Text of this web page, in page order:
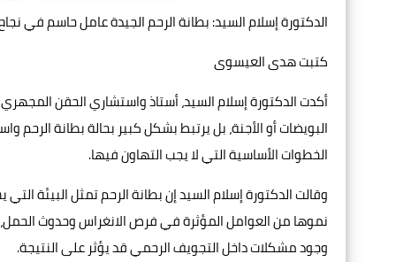
الدكتورة إسلام السيد: بطانة الرحم الجيدة عامل حاسم في
كتبت هدى العيسوى
أكدت الدكتورة إسلام السيد، أستاذ واستشاري الحقن
البويضات أو الأجنة، بل يرتبط بشكل كبير بحالة بطانة
الخطوات الأساسية التي لا يجب التهاون فيها.
وقالت الدكتورة إسلام السيد إن بطانة الرحم تمثل البيئة
نموها من العوامل المؤثرة في فرص الانغراس وحدوث
وجود مشكلات داخل التجويف الرحمي قد يؤثر على النتيجة.